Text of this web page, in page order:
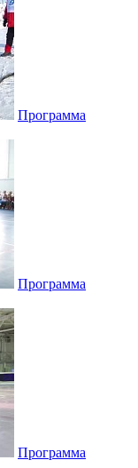
Программа
Программа
Программа